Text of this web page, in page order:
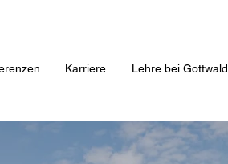
Karriere Lehre bei Gottwald